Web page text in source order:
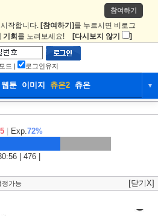
참여하기
작합니다. [참여하기] 를 누르시면 비로그
기회 를 노려보세요! [다시보지 않기 ]
드 | 로그인유지
웹툰 이미지 츄온2 츄온 ▼
Exp.72%
| 476 |
정가능 [닫기X]